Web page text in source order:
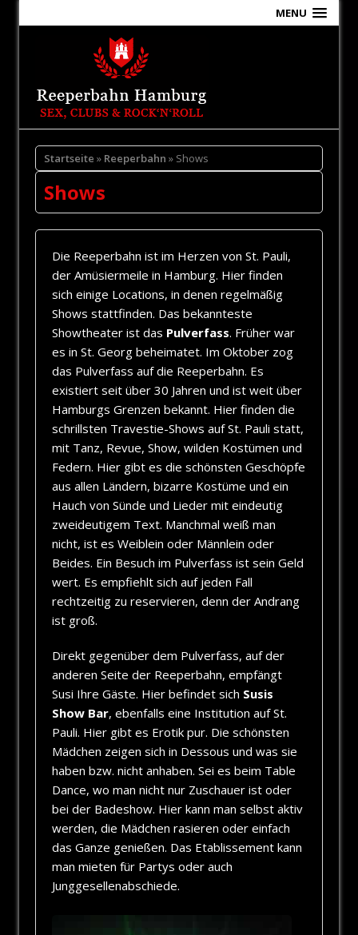
MENU
Startseite » Reeperbahn » Shows
Shows
Die Reeperbahn ist im Herzen von St. Pauli,
der Amüsiermeile in Hamburg. Hier finden
sich einige Locations, in denen regelmäßig
Shows stattfinden. Das bekannteste
Showtheater ist das Pulverfass. Früher war
es in St. Georg beheimatet. Im Oktober zog
das Pulverfass auf die Reeperbahn. Es
existiert seit über 30 Jahren und ist weit über
Hamburgs Grenzen bekannt. Hier finden die
schrillsten Travestie-Shows auf St. Pauli statt,
mit Tanz, Revue, Show, wilden Kostümen und
Federn. Hier gibt es die schönsten Geschöpfe
aus allen Ländern, bizarre Kostüme und ein
Hauch von Sünde und Lieder mit eindeutig
zweideutigem Text. Manchmal weiß man
nicht, ist es Weiblein oder Männlein oder
Beides. Ein Besuch im Pulverfass ist sein Geld
wert. Es empfiehlt sich auf jeden Fall
rechtzeitig zu reservieren, denn der Andrang
ist groß.
Direkt gegenüber dem Pulverfass, auf der
anderen Seite der Reeperbahn, empfängt
Susi Ihre Gäste. Hier befindet sich Susis
Show Bar, ebenfalls eine Institution auf St.
Pauli. Hier gibt es Erotik pur. Die schönsten
Mädchen zeigen sich in Dessous und was sie
haben bzw. nicht anhaben. Sei es beim Table
Dance, wo man nicht nur Zuschauer ist oder
bei der Badeshow. Hier kann man selbst aktiv
werden, die Mädchen rasieren oder einfach
das Ganze genießen. Das Etablissement kann
man mieten für Partys oder auch
Junggesellenabschiede.